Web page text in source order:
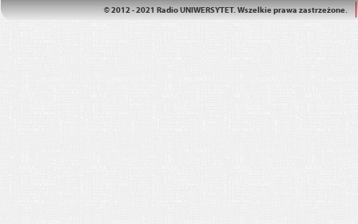
© 2012 - 2021 Radio UNIWERSYTET. Wszelkie prawa zastrzeżone.